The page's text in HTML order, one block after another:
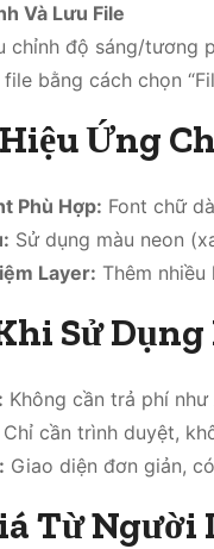
Và Lưu File
chỉnh độ sáng/tương
file bằng cách chọn
Ứng
Phù Hợp: Font chữ
Sử dụng màu neon
Layer: Thêm
Sử
Không cần trả phí
Chỉ cần trình duyệt,
Giao diện đơn giản,
Từ Người